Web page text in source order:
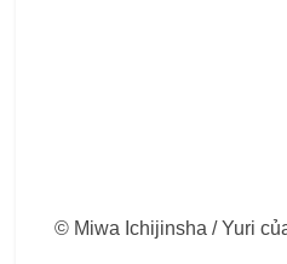
© Miwa Ichijinsha / Yuri